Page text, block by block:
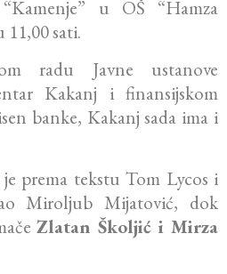
u OŠ “Hamza
sati.
radu Javne ustanove
Kakanj i finansijskom
banke, Kakanj sada ima i
prema tekstu Tom Lycos i
Miroljub Mijatović, dok
Zlatan Školjić i Mirza